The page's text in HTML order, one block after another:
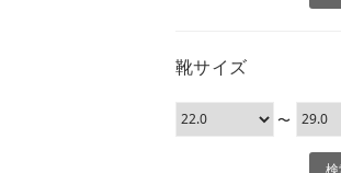
靴サイズ
〜